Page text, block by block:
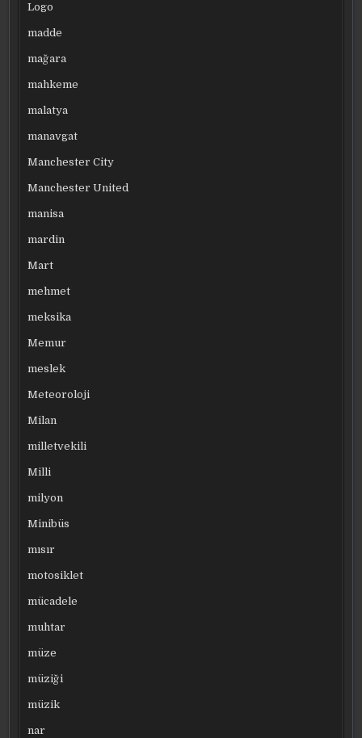
Logo
madde
mağara
mahkeme
malatya
manavgat
Manchester City
Manchester United
manisa
mardin
Mart
mehmet
meksika
Memur
meslek
Meteoroloji
Milan
milletvekili
Milli
milyon
Minibüs
mısır
motosiklet
mücadele
muhtar
müze
müziği
müzik
nar